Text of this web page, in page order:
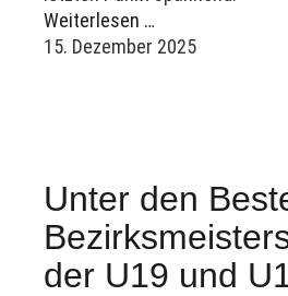
Weiterlesen …
15. Dezember 2025
Unter den
der U19 und